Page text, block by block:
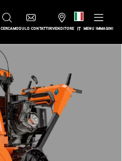
CERCAMODULO CONTATTIRIVENDITORE IT MENU IMMAGINI